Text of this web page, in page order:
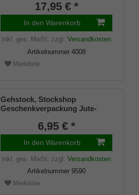
17,95 € *
In den Warenkorb
inkl. ges. MwSt. zzgl. Versandkosten
Artikelnummer 4008
Merkliste
Gehstock, Stockshop
Geschenkverpackung Jute-
Klettverschluss6,95 € *
In den Warenkorb
inkl. ges. MwSt. zzgl. Versandkosten
Artikelnummer 9590
Merkliste